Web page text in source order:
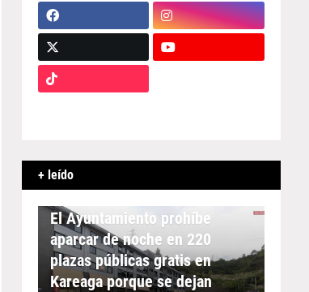
+ leído
APARCAMIENTO
El Ayuntamiento prohíbe
aparcar de noche en 220
plazas públicas gratis en
Kareaga porque se dejan